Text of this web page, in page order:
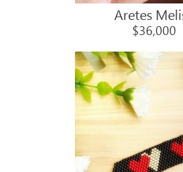
Aretes
$36,000